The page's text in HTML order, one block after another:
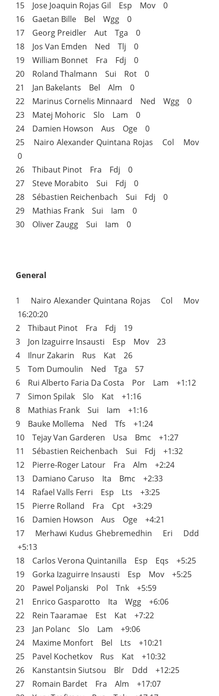
15 Jose Joaquin Rojas Gil Esp Mov 0
16 Gaetan Bille Bel Wgg 0
17 Georg Preidler Aut Tga 0
18 Jos Van Emden Ned Tlj 0
19 William Bonnet Fra Fdj 0
20 Roland Thalmann Sui Rot 0
21 Jan Bakelants Bel Alm 0
22 Marinus Cornelis Minnaard Ned Wgg 0
23 Matej Mohoric Slo Lam 0
24 Damien Howson Aus Oge 0
25 Nairo Alexander Quintana Rojas Col Mov
0
26 Thibaut Pinot Fra Fdj 0
27 Steve Morabito Sui Fdj 0
28 Sébastien Reichenbach Sui Fdj 0
29 Mathias Frank Sui Iam 0
30 Oliver Zaugg Sui Iam 0
General
1 Nairo Alexander Quintana Rojas Col Mov
16:20:20
2 Thibaut Pinot Fra Fdj 19
3 Jon Izaguirre Insausti Esp Mov 23
4 Ilnur Zakarin Rus Kat 26
5 Tom Dumoulin Ned Tga 57
6 Rui Alberto Faria Da Costa Por Lam +1:12
7 Simon Spilak Slo Kat +1:16
8 Mathias Frank Sui Iam +1:16
9 Bauke Mollema Ned Tfs +1:24
10 Tejay Van Garderen Usa Bmc +1:27
11 Sébastien Reichenbach Sui Fdj +1:32
12 Pierre-Roger Latour Fra Alm +2:24
13 Damiano Caruso Ita Bmc +2:33
14 Rafael Valls Ferri Esp Lts +3:25
15 Pierre Rolland Fra Cpt +3:29
16 Damien Howson Aus Oge +4:21
17 Merhawi Kudus Ghebremedhin Eri Ddd
+5:13
18 Carlos Verona Quintanilla Esp Eqs +5:25
19 Gorka Izaguirre Insausti Esp Mov +5:25
20 Pawel Poljanski Pol Tnk +5:59
21 Enrico Gasparotto Ita Wgg +6:06
22 Rein Taaramae Est Kat +7:22
23 Jan Polanc Slo Lam +9:06
24 Maxime Monfort Bel Lts +10:21
25 Pavel Kochetkov Rus Kat +10:32
26 Kanstantsin Siutsou Blr Ddd +12:25
27 Romain Bardet Fra Alm +17:07